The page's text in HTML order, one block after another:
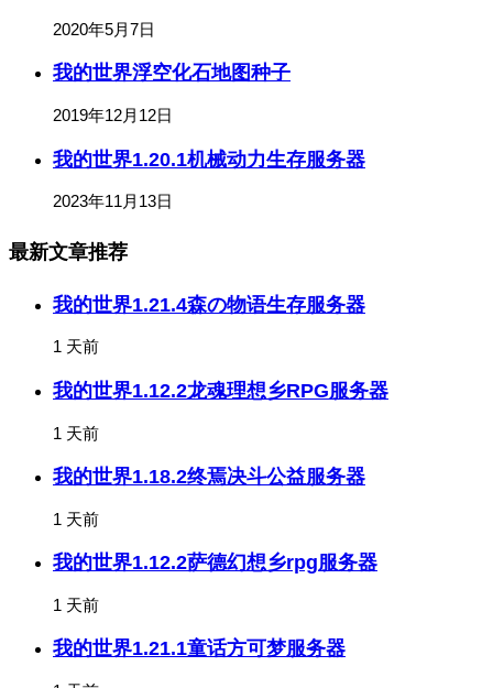
2020年5月7日
我的世界浮空化石地图种子
2019年12月12日
我的世界1.20.1机械动力生存服务器
2023年11月13日
最新文章推荐
我的世界1.21.4森の物语生存服务器
1 天前
我的世界1.12.2龙魂理想乡RPG服务器
1 天前
我的世界1.18.2终焉决斗公益服务器
1 天前
我的世界1.12.2萨德幻想乡rpg服务器
1 天前
我的世界1.21.1童话方可梦服务器